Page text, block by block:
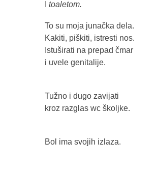
toaletom.
To su moja junačka dela.
Kakiti, piškiti, istresti nos.
Istuširati na prepad čmar
i uvele genitalije.
Tužno i dugo zavijati
kroz razglas wc školjke.
Bol ima svojih izlaza.